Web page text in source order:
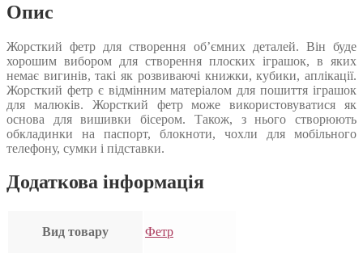
Опис
Жорсткий фетр для створення об’ємних деталей. Він буде
хорошим вибором для створення плоских іграшок, в яких
немає вигинів, такі як розвиваючі книжки, кубики, аплікації.
Жорсткий фетр є відмінним матеріалом для пошиття іграшок
для малюків. Жорсткий фетр може використовуватися як
основа для вишивки бісером. Також, з нього створюють
обкладинки на паспорт, блокноти, чохли для мобільного
телефону, сумки і підставки.
Додаткова інформація
Вид товару Фетр